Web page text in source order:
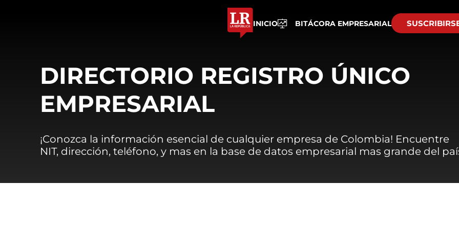
INICIO BITÁCORA EMPRESARIAL
DIRECTORIO REGISTRO ÚNICO
EMPRESARIAL
¡Conozca la información esencial de cualquier empresa de Colombia! Encuentre
NIT, dirección, teléfono, y mas en la base de datos empresarial mas grande del